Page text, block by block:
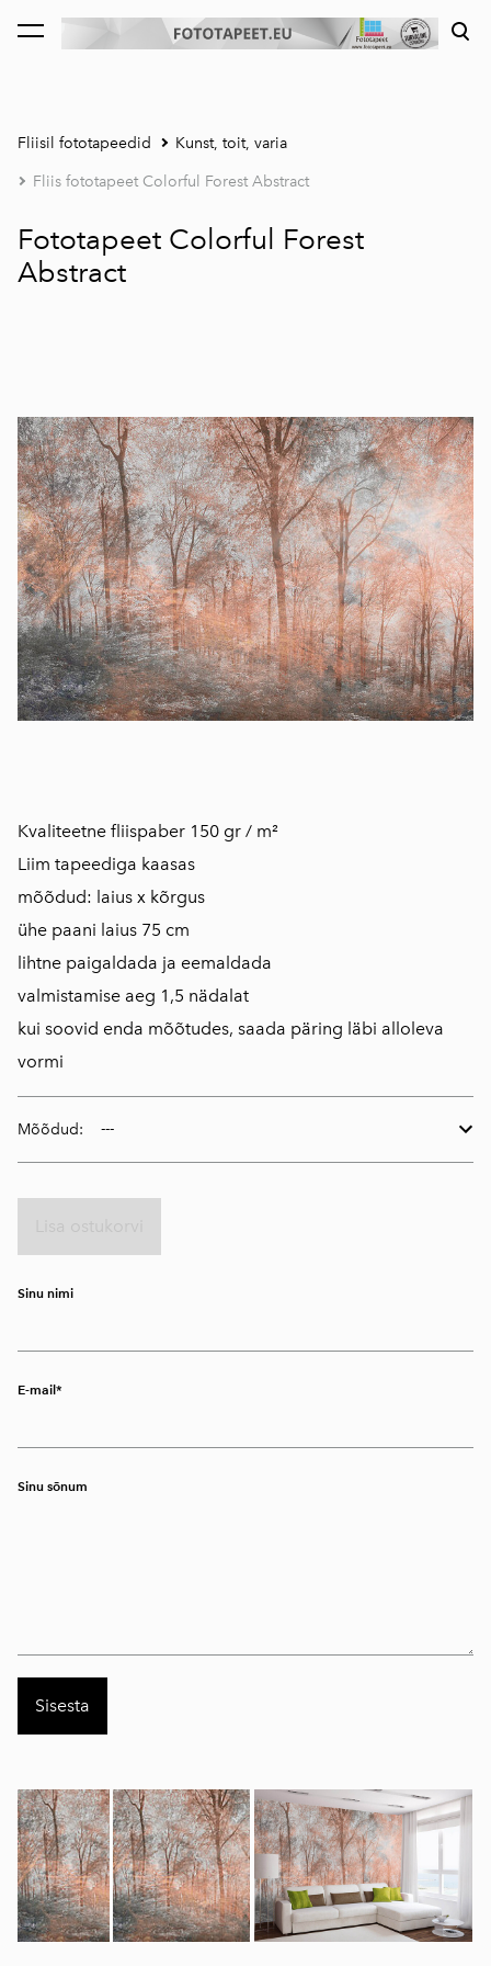
lisati ostukorvi. Vaata ostukorvi
Fliisil fototapeedid Kunst, toit, varia
Fliis fototapeet Colorful Forest Abstract
Fototapeet Colorful Forest
Abstract
Kvaliteetne fliispaber 150 gr / m²
Liim tapeediga kaasas
mõõdud: laius x kõrgus
ühe paani laius 75 cm
​lihtne paigaldada ja eemaldada
valmistamise aeg 1,5 nädalat
kui soovid enda mõõtudes, saada päring läbi alloleva
vormi
Mõõdud:
Sinu nimi
E-mail
Sinu sõnum